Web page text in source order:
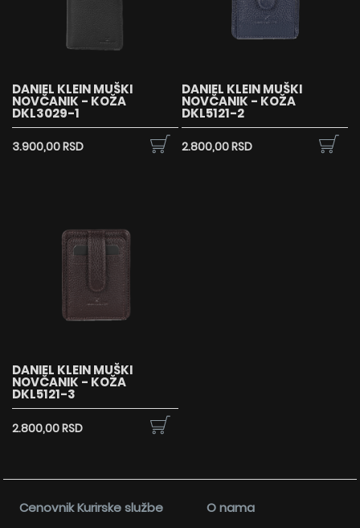
DANIEL KLEIN MUŠKI
NOVČANIK - KOŽA
DKL3029-1
3.900,00 RSD
DANIEL KLEIN MUŠKI
NOVČANIK - KOŽA
DKL5121-2
2.800,00 RSD
DANIEL KLEIN MUŠKI
NOVČANIK - KOŽA
DKL5121-3
2.800,00 RSD
Cenovnik Kurirske službe
O nama